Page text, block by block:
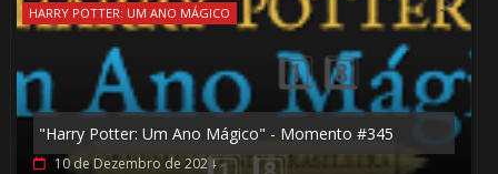
HARRY POTTER: UM ANO MÁGICO
"Harry Potter: Um Ano Mágico" - Momento #345
10 de Dezembro de 2024